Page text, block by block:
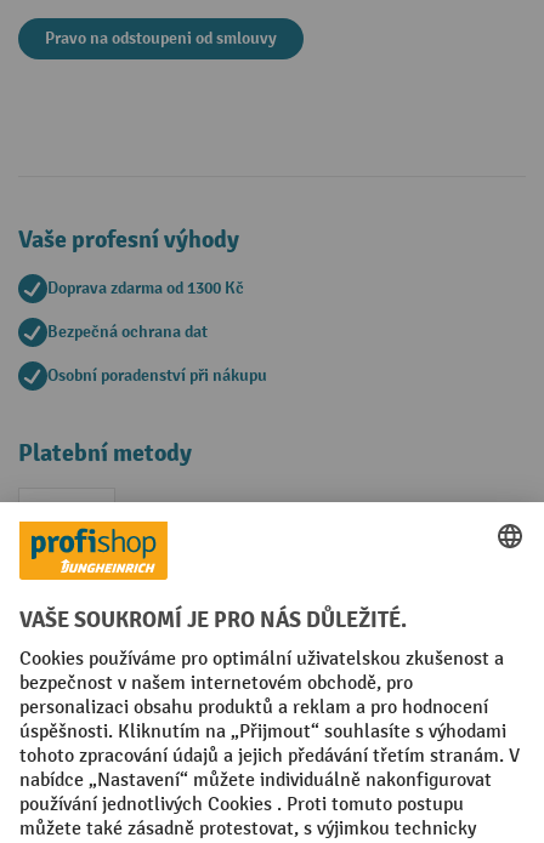
Pravo na odstoupeni od smlouvy
Vaše profesní výhody
Doprava zdarma od 1300 Kč
Bezpečná ochrana dat
Osobní poradenství při nákupu
Platební metody
Faktura
Sociální sítě
Facebook
YouTubeLinkedIn
VODP Otisk
Prohlášení o ochraně osobních údajů